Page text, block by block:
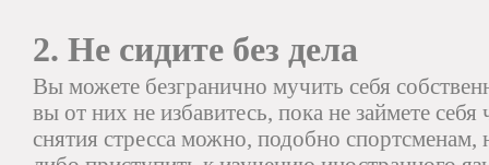
2. Не сидите без дела
Вы можете безгранично мучить себя
вы от них не избавитесь, пока не займете
снятия стресса можно, подобно спортсменам,